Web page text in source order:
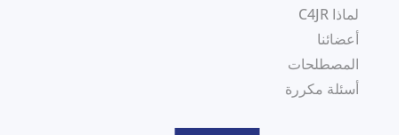
لماذا C4JR
أعضائنا
المصطلحات
أسئلة مكررة